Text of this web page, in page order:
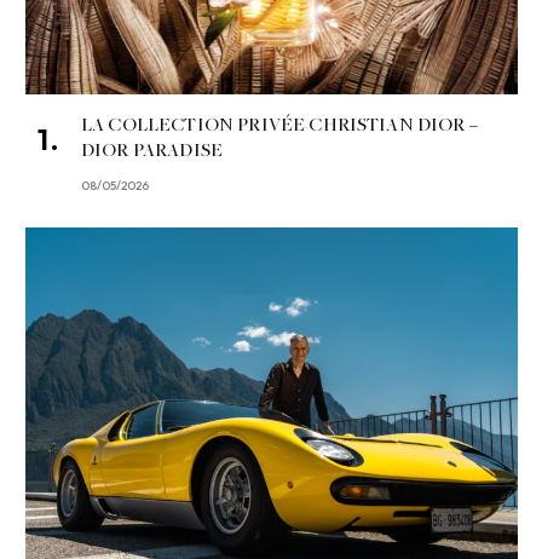
LA COLLECTION PRIVÉE CHRISTIAN DIOR –
DIOR PARADISE
08/05/2026